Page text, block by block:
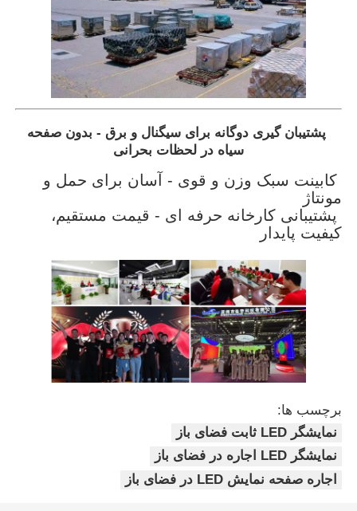
پشتیبان گیری دوگانه برای سیگنال و برق - بدون صفحه
سیاه در لحظات بحرانی
کابینت سبک وزن و قوی - آسان برای حمل و
مونتاژ
پشتیبانی کارخانه حرفه ای - قیمت مستقیم،
کیفیت پایدار
برچسب ها:
نمایشگر LED ثابت فضای باز
نمایشگر LED اجاره در فضای باز
اجاره صفحه نمایش LED در فضای باز